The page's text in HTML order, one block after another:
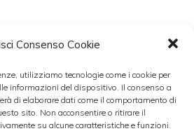
Consenso Cookie
utilizziamo tecnologie come i cookie per
informazioni del dispositivo. Il consenso a
di elaborare dati come il comportamento di
sito. Non acconsentire o ritirare il
su alcune caratteristiche e funzioni.
su una teglia
forno e salate
con una sacca da
ogni zucchina con il